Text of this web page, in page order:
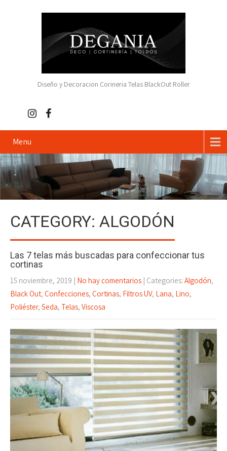
Diseño y Decoracion Corineria Telas BlackOut Roller
Menu
CATEGORY: ALGODÓN
Las 7 telas más buscadas para confeccionar tus
cortinas
15 noviembre, 2019 No hay comentarios | Categories: Algodón,
Black Out, Confecciones, Cortinas, Filtros UV, Lana, Lino,
Poliéster, Seda, Telas, Viscosa